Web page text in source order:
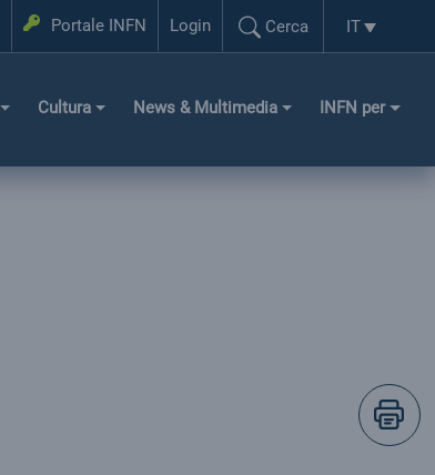
Portale INFN Login
Login
Cerca
Cerca...
Selezione
IT
Cultura News & Multimedia INFN per